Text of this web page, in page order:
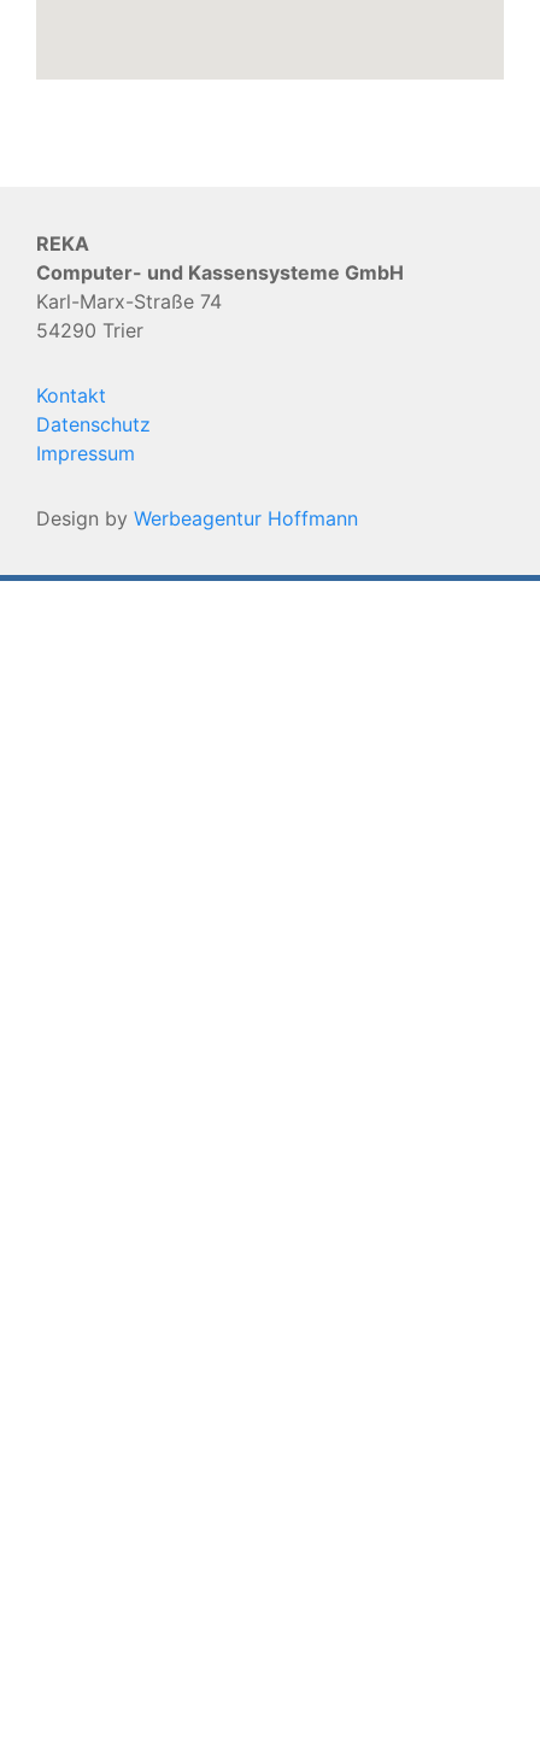
REKA
Computer- und Kassensysteme GmbH
Karl-Marx-Straße 74
54290 Trier
Kontakt
Datenschutz
Impressum
Design by Werbeagentur Hoffmann